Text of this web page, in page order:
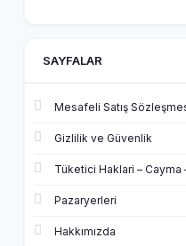
SAYFALAR
Mesafeli Satış
Gizlilik ve Güvenlik
Tüketici Haklari – Cayma
Pazaryerleri
Hakkımızda